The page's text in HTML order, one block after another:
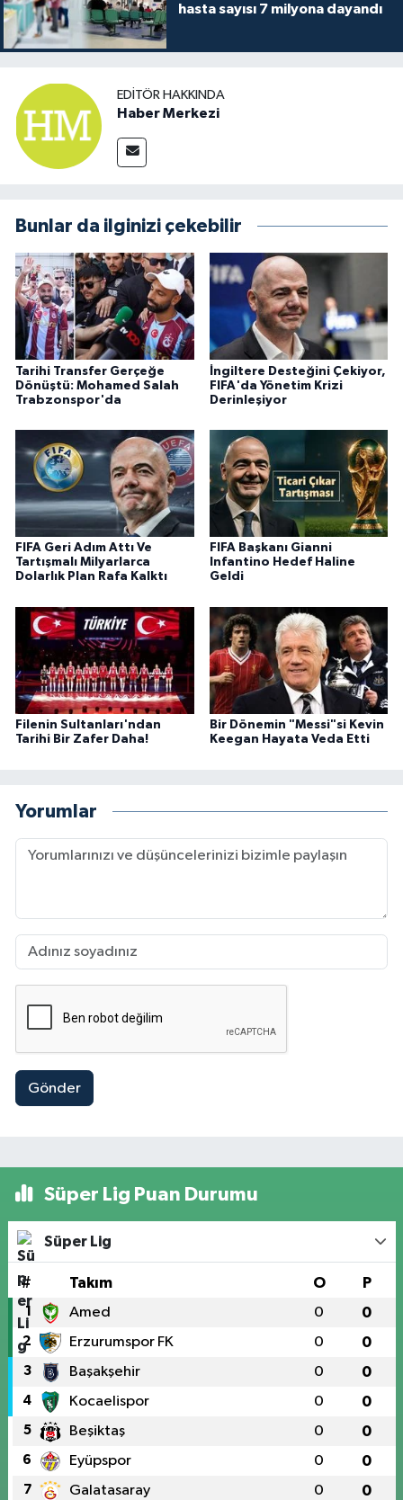
hasta sayısı 7 milyona dayandı
EDITÖR HAKKINDA
Haber Merkezi
Bunlar da ilginizi çekebilir
Tarihi Transfer Gerçeğe
Dönüştü: Mohamed Salah
Trabzonspor'da
İngiltere Desteğini Çekiyor,
FIFA'da Yönetim Krizi
Derinleşiyor
FIFA Geri Adım Attı Ve
Tartışmalı Milyarlarca
Dolarlık Plan Rafa Kalktı
FIFA Başkanı Gianni
Infantino Hedef Haline
Geldi
Filenin Sultanları'ndan
Tarihi Bir Zafer Daha!
Bir Dönemin "Messi"si Kevin
Keegan Hayata Veda Etti
Yorumlar
Gönder
Süper Lig Puan Durumu
Süper Lig
# Takım O P
1 Amed 0 0
2 Erzurumspor FK 0 0
3 Başakşehir 0 0
4 Kocaelispor 0 0
5 Beşiktaş 0 0
6 Eyüpspor 0 0
7 Galatasaray 0 0